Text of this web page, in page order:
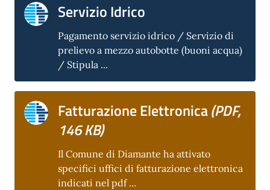
Servizio Idrico
Pagamento servizio idrico / Servizio di
prelievo a mezzo autobotte (buoni acqua)
/ Stipula ...
Fatturazione Elettronica(PDF,
146 KB)
Il Comune di Diamante ha attivato
specifici uffici di fatturazione elettronica
indicati nel pdf ...